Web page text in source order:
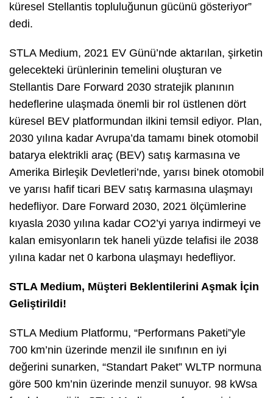
küresel Stellantis topluluğunun gücünü gösteriyor”
dedi.
STLA Medium, 2021 EV Günü’nde aktarılan, şirketin
gelecekteki ürünlerinin temelini oluşturan ve
Stellantis Dare Forward 2030 stratejik planının
hedeflerine ulaşmada önemli bir rol üstlenen dört
küresel BEV platformundan ilkini temsil ediyor. Plan,
2030 yılına kadar Avrupa’da tamamı binek otomobil
batarya elektrikli araç (BEV) satış karmasına ve
Amerika Birleşik Devletleri’nde, yarısı binek otomobil
ve yarısı hafif ticari BEV satış karmasına ulaşmayı
hedefliyor. Dare Forward 2030, 2021 ölçümlerine
kıyasla 2030 yılına kadar CO2’yi yarıya indirmeyi ve
kalan emisyonların tek haneli yüzde telafisi ile 2038
yılına kadar net 0 karbona ulaşmayı hedefliyor.
STLA Medium, Müşteri Beklentilerini Aşmak İçin
Geliştirildi!
STLA Medium Platformu, “Performans Paketi”yle
700 km’nin üzerinde menzil ile sınıfının en iyi
değerini sunarken, “Standart Paket” WLTP normuna
göre 500 km’nin üzerinde menzil sunuyor. 98 kWsa